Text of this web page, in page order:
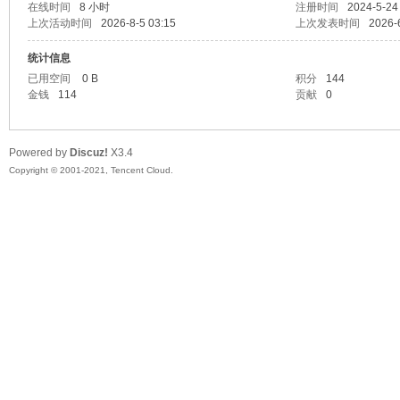
资
在线时间
8 小时 注册时间
2024-5-
上次活动时间
2026-8-5 03:15 上次发表时间 2026-
统计信息
已用空间
0 B 积分
144
金钱
114 贡献 0
Powered by Discuz! X3.4
Copyright © 2001-2021, Tencent Cloud.